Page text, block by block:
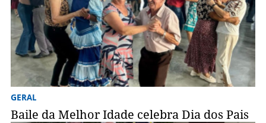
GERAL
Baile da Melhor Idade celebra Dia dos Pais